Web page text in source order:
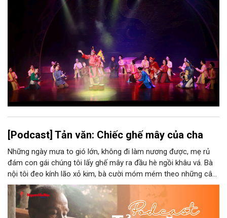
ức, mà là làm thế nào để những giá trị ấy trở thành nguồn lực
phát triển, thành sức mạnh mềm, thành động lực sáng tạo,
thành năng lực cạnh tranh của Thủ đô.
[Podcast] Tản văn: Chiếc ghế mây của cha
Những ngày mưa to gió lớn, không đi làm nương được, mẹ rủ
đám con gái chúng tôi lấy ghế mây ra đầu hè ngồi khâu vá. Bà
nội tôi đeo kính lão xỏ kim, bà cười móm mém theo những câu
chuyện kể tếu táo của đám trẻ chúng tôi. Chiếc ghế mây phát
ra âm thanh kin kít chịu đựng sức nặng cơ thể con người theo
những điệu cười khúc khích.